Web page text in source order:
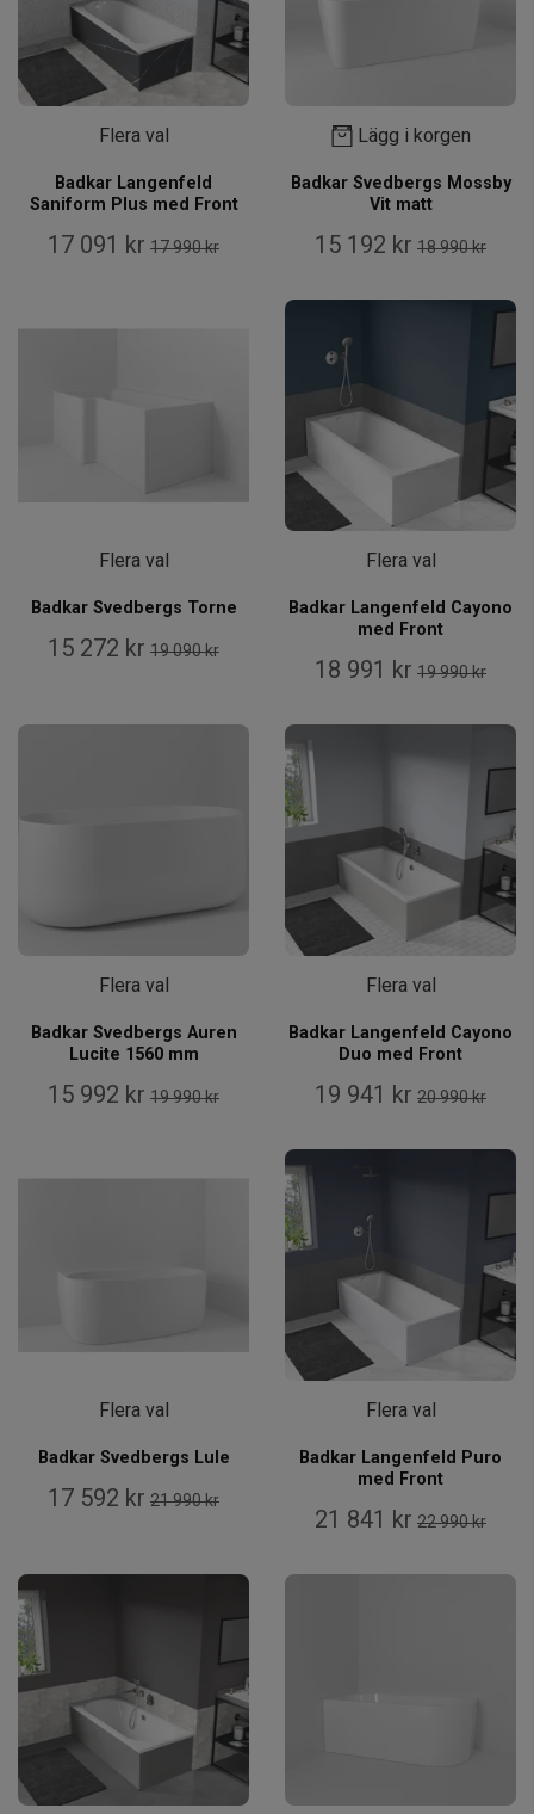
Flera val
Badkar Langenfeld
Saniform Plus med Front
17 091 kr 17 990 kr
Lägg i korgen
Badkar Svedbergs Mossby
Vit matt
15 192 kr 18 990 kr
Flera val
Badkar Svedbergs Torne
15 272 kr 19 090 kr
Flera val
Badkar Langenfeld Cayono
med Front
18 991 kr 19 990 kr
Flera val
Badkar Svedbergs Auren
Lucite 1560 mm
15 992 kr 19 990 kr
Flera val
Badkar Langenfeld Cayono
Duo med Front
19 941 kr 20 990 kr
Flera val
Badkar Svedbergs Lule
17 592 kr 21 990 kr
Flera val
Badkar Langenfeld Puro
med Front
21 841 kr 22 990 kr